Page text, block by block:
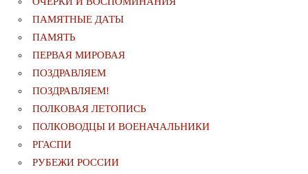
ПАМЯТНЫЕ ДАТЫ
ПАМЯТЬ
ПЕРВАЯ МИРОВАЯ
ПОЗДРАВЛЯЕМ
ПОЗДРАВЛЯЕМ!
ПОЛКОВАЯ ЛЕТОПИСЬ
ПОЛКОВОДЦЫ И ВОЕНАЧАЛЬНИКИ
РГАСПИ
РУБЕЖИ РОССИИ